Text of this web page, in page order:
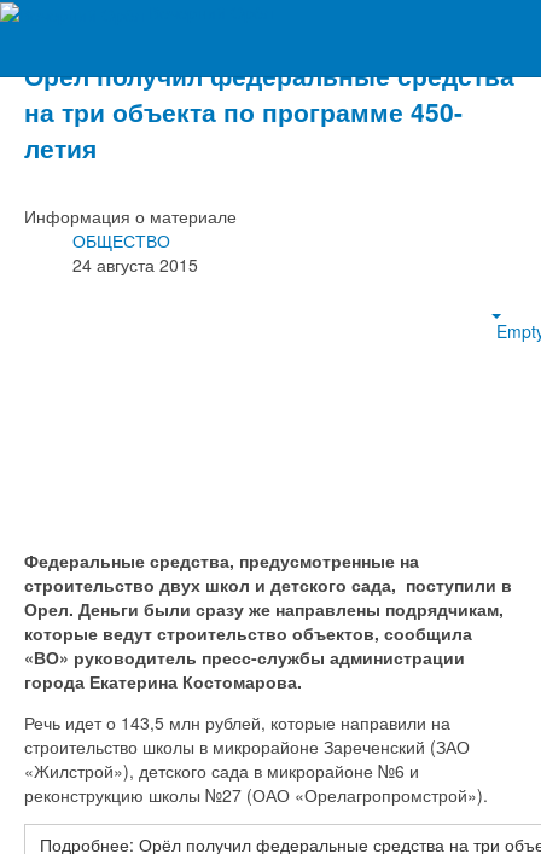
Орёл получил федеральные средства
на три объекта по программе 450-
летия
Информация о материале
ОБЩЕСТВО
24 августа 2015
Федеральные средства, предусмотренные на
строительство двух школ и детского сада, поступили в
Орел. Деньги были сразу же направлены подрядчикам,
которые ведут строительство объектов, сообщила
«ВО» руководитель пресс-службы администрации
города Екатерина Костомарова.
Речь идет о 143,5 млн рублей, которые направили на
строительство школы в микрорайоне Зареченский (ЗАО
«Жилстрой»), детского сада в микрорайоне №6 и
реконструкцию школы №27 (ОАО «Орелагропромстрой»).
Подробнее: Орёл получил федеральные средства на три